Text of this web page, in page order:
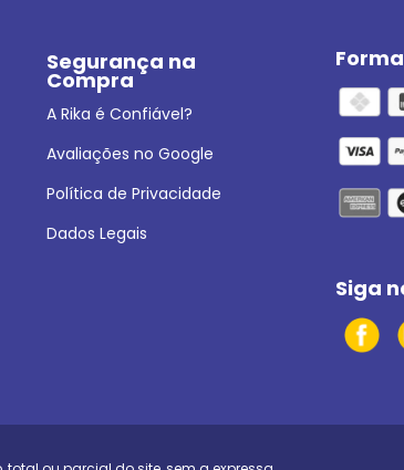
Segurança na
Compra
A Rika é Confiável?
Avaliações no Google
Política de Privacidade
Dados Legais
Siga